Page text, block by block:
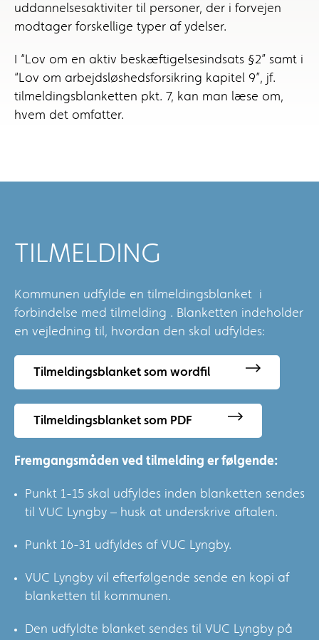
uddannelsesaktiviter til personer, der i forvejen
modtager forskellige typer af ydelser.
I “Lov om en aktiv beskæftigelsesindsats §2” samt i
“Lov om arbejdsløshedsforsikring kapitel 9”, jf.
tilmeldingsblanketten pkt. 7, kan man læse om,
hvem det omfatter.
TILMELDING
Kommunen udfylde en tilmeldingsblanket i
forbindelse med tilmelding . Blanketten indeholder
en vejledning til, hvordan den skal udfyldes:
Tilmeldingsblanket som wordfil
Tilmeldingsblanket som PDF
Fremgangsmåden ved tilmelding er følgende:
Punkt 1-15 skal udfyldes inden blanketten sendes
til VUC Lyngby – husk at underskrive aftalen.
Punkt 16-31 udfyldes af VUC Lyngby.
VUC Lyngby vil efterfølgende sende en kopi af
blanketten til kommunen.
Den udfyldte blanket sendes til VUC Lyngby på